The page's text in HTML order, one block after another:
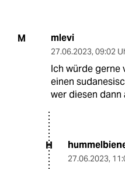
M mlevi
27.06.2023, 09:02
Ich würde gerne
einen
wer diesen dann
H
27.06.2023,